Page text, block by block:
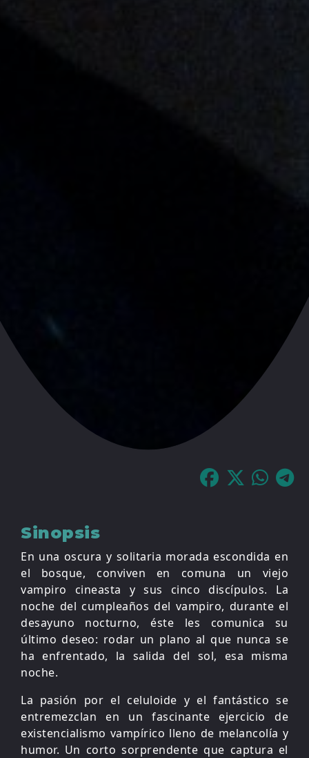
Sinopsis
En una oscura y solitaria morada escondida en
el bosque, conviven en comuna un viejo
vampiro cineasta y sus cinco discípulos. La
noche del cumpleaños del vampiro, durante el
desayuno nocturno, éste les comunica su
último deseo: rodar un plano al que nunca se
ha enfrentado, la salida del sol, esa misma
noche.
La pasión por el celuloide y el fantástico se
entremezclan en un fascinante ejercicio de
existencialismo vampírico lleno de melancolía y
humor. Un corto sorprendente que captura el